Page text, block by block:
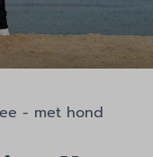
- met hond